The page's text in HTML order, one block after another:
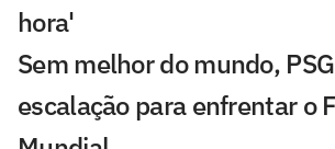
hora'
Sem melhor do mundo,
escalação para enfrentar o